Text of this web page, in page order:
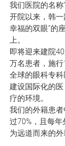
我们医院的名称
开院以来，韩
幸福的双眼”的
上。
即将迎来建院
万名患者，施
全球的眼科专科
建设国际化的
疗的环境。
我们的外籍患
过70%，且每年
为远道而来的